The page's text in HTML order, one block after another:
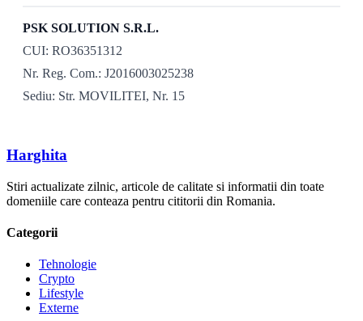
PSK SOLUTION S.R.L.
CUI: RO36351312
Nr. Reg. Com.: J2016003025238
Sediu: Str. MOVILITEI, Nr. 15
Harghita
Stiri actualizate zilnic, articole de calitate si informatii din toate
domeniile care conteaza pentru cititorii din Romania.
Categorii
Tehnologie
Crypto
Lifestyle
Externe